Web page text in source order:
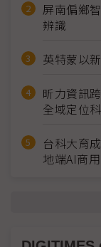
屏南偏鄉
辨識
英特蒙以
昕力資訊
全域定位
台科大育
地端AI商用